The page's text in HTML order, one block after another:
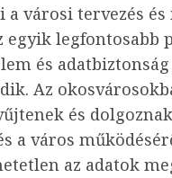
városi tervezés és
egyik legfontosabb
és
Az
és
a város
az adatok